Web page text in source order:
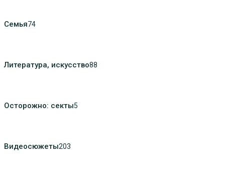
Семья74
Литература, искуcство88
Осторожно: секты5
Видеосюжеты203